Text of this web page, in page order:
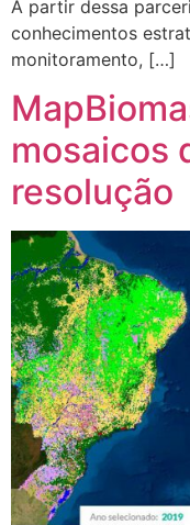
A partir dessa
conhecimentos
monitoramento, […]
mosaicos
resolução